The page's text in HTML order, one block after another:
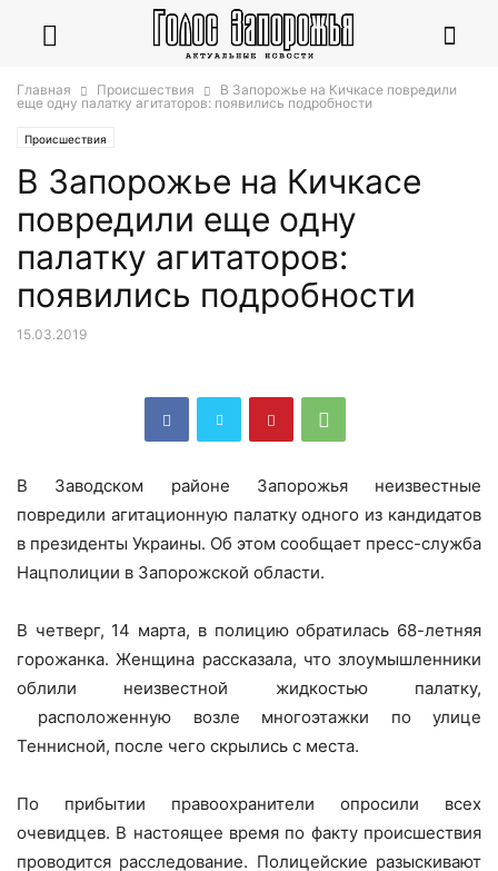
Главная Происшествия
В Запорожье на Кичкасе повредили
еще одну палатку агитаторов: появились подробности
Происшествия
В Запорожье на Кичкасе
повредили еще одну
палатку агитаторов:
появились подробности
15.03.2019
В Заводском районе Запорожья неизвестные
повредили агитационную палатку одного из кандидатов
в президенты Украины. Об этом сообщает пресс-служба
Нацполиции в Запорожской области.
В четверг, 14 марта, в полицию обратилась 68-летняя
горожанка. Женщина рассказала, что злоумышленники
облили неизвестной жидкостью палатку,
расположенную возле многоэтажки по улице
Теннисной, после чего скрылись с места.
По прибытии правоохранители опросили всех
очевидцев. В настоящее время по факту происшествия
проводится расследование. Полицейские разыскивают